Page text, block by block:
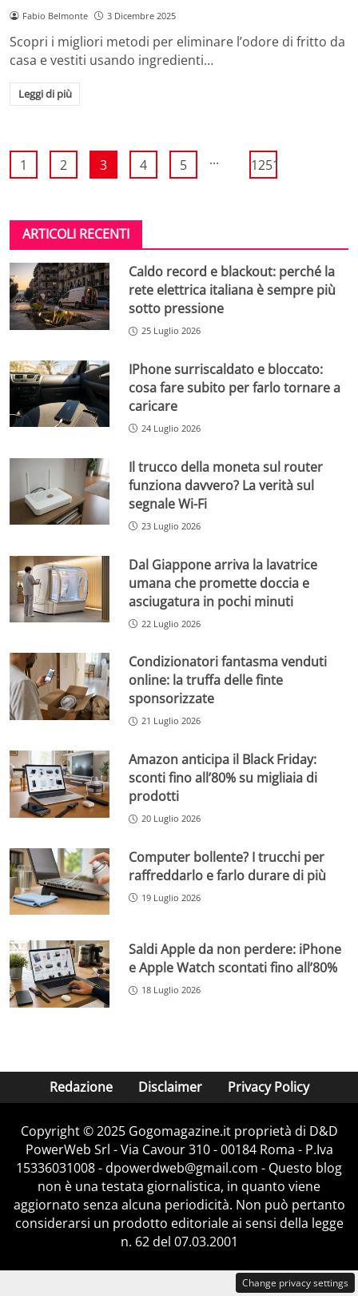
Fabio Belmonte 3 Dicembre 2025
Scopri i migliori metodi per eliminare l’odore di fritto da
casa e vestiti usando ingredienti…
Leggi di più
1 2 3 4 5 ... 1251
ARTICOLI RECENTI
Caldo record e blackout: perché la
rete elettrica italiana è sempre più
sotto pressione
25 Luglio 2026
IPhone surriscaldato e bloccato:
cosa fare subito per farlo tornare a
caricare
24 Luglio 2026
Il trucco della moneta sul router
funziona davvero? La verità sul
segnale Wi-Fi
23 Luglio 2026
Dal Giappone arriva la lavatrice
umana che promette doccia e
asciugatura in pochi minuti
22 Luglio 2026
Condizionatori fantasma venduti
online: la truffa delle finte
sponsorizzate
21 Luglio 2026
Amazon anticipa il Black Friday:
sconti fino all’80% su migliaia di
prodotti
20 Luglio 2026
Computer bollente? I trucchi per
raffreddarlo e farlo durare di più
19 Luglio 2026
Saldi Apple da non perdere: iPhone
e Apple Watch scontati fino all’80%
18 Luglio 2026
Redazione Disclaimer Privacy Policy
Copyright © 2025 Gogomagazine.it proprietà di D&D
PowerWeb Srl - Via Cavour 310 - 00184 Roma - P.Iva
15336031008 - dpowerdweb@gmail.com - Questo blog
non è una testata giornalistica, in quanto viene
aggiornato senza alcuna periodicità. Non può pertanto
considerarsi un prodotto editoriale ai sensi della legge
n. 62 del 07.03.2001
Change privacy settings